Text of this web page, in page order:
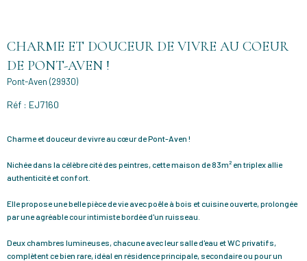
CHARME ET DOUCEUR DE VIVRE AU COEUR
DE PONT-AVEN !
Pont-Aven (29930)
Réf : EJ7160
Charme et douceur de vivre au cœur de Pont-Aven !
Nichée dans la célèbre cité des peintres, cette maison de 83m² en triplex allie
authenticité et confort.
Elle propose une belle pièce de vie avec poêle à bois et cuisine ouverte, prolongée
par une agréable cour intimiste bordée d'un ruisseau.
Deux chambres lumineuses, chacune avec leur salle d'eau et WC privatifs,
complètent ce bien rare, idéal en résidence principale, secondaire ou pour un